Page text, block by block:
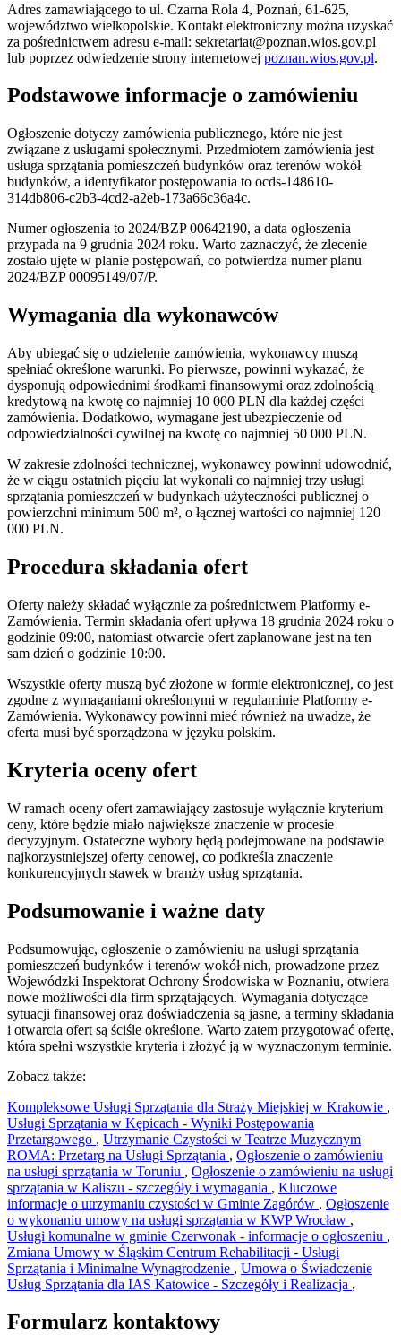
Adres zamawiającego to ul. Czarna Rola 4, Poznań, 61-625,
województwo wielkopolskie. Kontakt elektroniczny można uzyskać
za pośrednictwem adresu e-mail: sekretariat@poznan.wios.gov.pl
lub poprzez odwiedzenie strony internetowej poznan.wios.gov.pl.
Podstawowe informacje o zamówieniu
Ogłoszenie dotyczy zamówienia publicznego, które nie jest
związane z usługami społecznymi. Przedmiotem zamówienia jest
usługa sprzątania pomieszczeń budynków oraz terenów wokół
budynków, a identyfikator postępowania to ocds-148610-
314db806-c2b3-4cd2-a2eb-173a66c36a4c.
Numer ogłoszenia to 2024/BZP 00642190, a data ogłoszenia
przypada na 9 grudnia 2024 roku. Warto zaznaczyć, że zlecenie
zostało ujęte w planie postępowań, co potwierdza numer planu
2024/BZP 00095149/07/P.
Wymagania dla wykonawców
Aby ubiegać się o udzielenie zamówienia, wykonawcy muszą
spełniać określone warunki. Po pierwsze, powinni wykazać, że
dysponują odpowiednimi środkami finansowymi oraz zdolnością
kredytową na kwotę co najmniej 10 000 PLN dla każdej części
zamówienia. Dodatkowo, wymagane jest ubezpieczenie od
odpowiedzialności cywilnej na kwotę co najmniej 50 000 PLN.
W zakresie zdolności technicznej, wykonawcy powinni udowodnić,
że w ciągu ostatnich pięciu lat wykonali co najmniej trzy usługi
sprzątania pomieszczeń w budynkach użyteczności publicznej o
powierzchni minimum 500 m², o łącznej wartości co najmniej 120
000 PLN.
Procedura składania ofert
Oferty należy składać wyłącznie za pośrednictwem Platformy e-
Zamówienia. Termin składania ofert upływa 18 grudnia 2024 roku o
godzinie 09:00, natomiast otwarcie ofert zaplanowane jest na ten
sam dzień o godzinie 10:00.
Wszystkie oferty muszą być złożone w formie elektronicznej, co jest
zgodne z wymaganiami określonymi w regulaminie Platformy e-
Zamówienia. Wykonawcy powinni mieć również na uwadze, że
oferta musi być sporządzona w języku polskim.
Kryteria oceny ofert
W ramach oceny ofert zamawiający zastosuje wyłącznie kryterium
ceny, które będzie miało największe znaczenie w procesie
decyzyjnym. Ostateczne wybory będą podejmowane na podstawie
najkorzystniejszej oferty cenowej, co podkreśla znaczenie
konkurencyjnych stawek w branży usług sprzątania.
Podsumowanie i ważne daty
Podsumowując, ogłoszenie o zamówieniu na usługi sprzątania
pomieszczeń budynków i terenów wokół nich, prowadzone przez
Wojewódzki Inspektorat Ochrony Środowiska w Poznaniu, otwiera
nowe możliwości dla firm sprzątających. Wymagania dotyczące
sytuacji finansowej oraz doświadczenia są jasne, a terminy składania
i otwarcia ofert są ściśle określone. Warto zatem przygotować ofertę,
która spełni wszystkie kryteria i złożyć ją w wyznaczonym terminie.
Zobacz także:
Kompleksowe Usługi Sprzątania dla Straży Miejskiej w Krakowie ,
Usługi Sprzątania w Kępicach - Wyniki Postępowania
Przetargowego , Utrzymanie Czystości w Teatrze Muzycznym
ROMA: Przetarg na Usługi Sprzątania , Ogłoszenie o zamówieniu
na usługi sprzątania w Toruniu , Ogłoszenie o zamówieniu na usługi
sprzątania w Kaliszu - szczegóły i wymagania , Kluczowe
informacje o utrzymaniu czystości w Gminie Zagórów , Ogłoszenie
o wykonaniu umowy na usługi sprzątania w KWP Wrocław ,
Usługi komunalne w gminie Czerwonak - informacje o ogłoszeniu ,
Zmiana Umowy w Śląskim Centrum Rehabilitacji - Usługi
Sprzątania i Minimalne Wynagrodzenie , Umowa o Świadczenie
Usług Sprzątania dla IAS Katowice - Szczegóły i Realizacja ,
Formularz kontaktowy